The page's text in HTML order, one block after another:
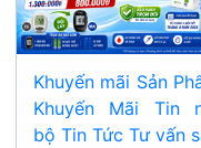
vân giữa máy tạo
hay bình oxy
người thân cần
trợ hô hấp tại...
Khuyến mãi Sản
Khuyến Mãi
Tin
bộ Tin Tức Tư vấn